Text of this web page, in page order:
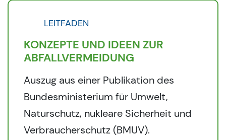
LEITFADEN
KONZEPTE UND IDEEN ZUR
ABFALLVERMEIDUNG
Auszug aus einer Publikation des
Bundesministerium für Umwelt,
Naturschutz, nukleare Sicherheit und
Verbraucherschutz (BMUV).